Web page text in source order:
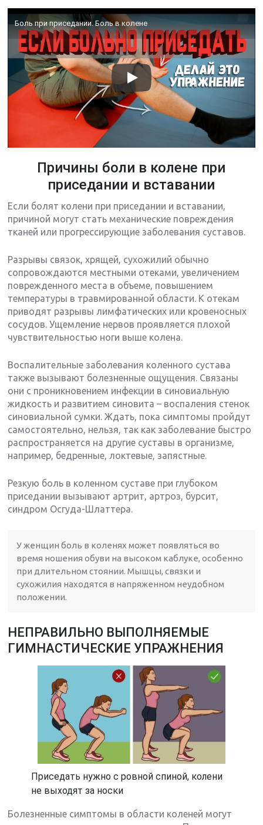
Боль при приседании. Боль в колене
Причины боли в колене при
приседании и вставании
Если болят колени при приседании и вставании,
причиной могут стать механические повреждения
тканей или прогрессирующие заболевания суставов.
Разрывы связок, хрящей, сухожилий обычно
сопровождаются местными отеками, увеличением
поврежденного места в объеме, повышением
температуры в травмированной области. К отекам
приводят разрывы лимфатических или кровеносных
сосудов. Ущемление нервов проявляется плохой
чувствительностью ноги выше колена.
Воспалительные заболевания коленного сустава
также вызывают болезненные ощущения. Связаны
они с проникновением инфекции в синовиальную
жидкость и развитием синовита – воспаления стенок
синовиальной сумки. Ждать, пока симптомы пройдут
самостоятельно, нельзя, так как заболевание быстро
распространяется на другие суставы в организме,
например, бедренные, локтевые, запястные.
Резкую боль в коленном суставе при глубоком
приседании вызывают артрит, артроз, бурсит,
синдром Осгуда-Шлаттера.
У женщин боль в коленях может появляться во
время ношения обуви на высоком каблуке, особенно
при длительном стоянии. Мышцы, связки и
сухожилия находятся в напряженном неудобном
положении.
НЕПРАВИЛЬНО ВЫПОЛНЯЕМЫЕ
ГИМНАСТИЧЕСКИЕ УПРАЖНЕНИЯ
Приседать нужно с ровной спиной, колени
не выходят за носки
Болезненные симптомы в области коленей могут